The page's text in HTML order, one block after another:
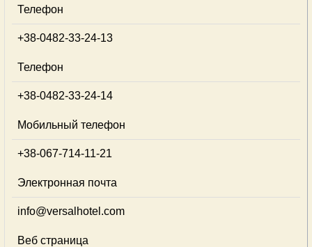
Телефон
+38-0482-33-24-13
Телефон
+38-0482-33-24-14
Мобильный телефон
+38-067-714-11-21
Электронная почта
info@versalhotel.com
Веб страница